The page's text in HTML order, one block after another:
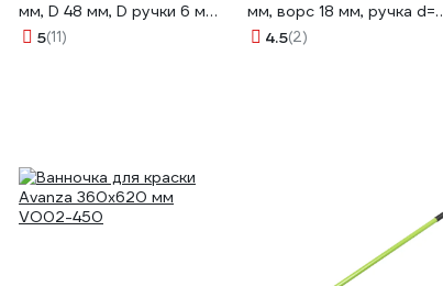
мм, D 48 мм, D ручки 6 мм
80657
5(11)
мм, ворс 18 мм, ручка d=6
мм, 0319-18_z01
4.5(2)